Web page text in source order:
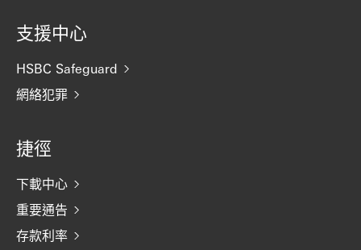
支援中心
HSBC Safeguard
網絡犯罪
捷徑
下載中心
重要通告
存款利率